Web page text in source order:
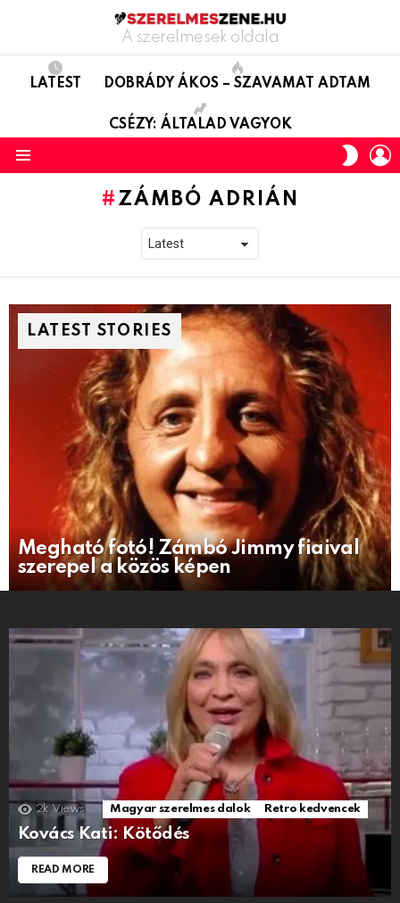
A szerelmesek oldala
LATEST DOBRÁDY ÁKOS – SZAVAMAT ADTAM
CSÉZY: ÁLTALAD VAGYOK
SKIN
ZÁMBÓ ADRIÁN
LATEST STORIES
Megható fotó! Zámbó Jimmy fiaival
szerepel a közös képen
2k Views Magyar szerelmes dalok Retro kedvencek
Kovács Kati: Kötődés
READ MORE